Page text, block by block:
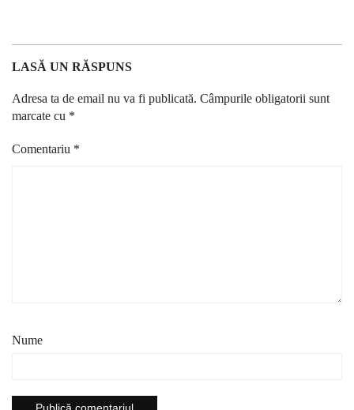
LASĂ UN RĂSPUNS
Adresa ta de email nu va fi publicată. Câmpurile obligatorii sunt
marcate cu *
Comentariu *
Nume